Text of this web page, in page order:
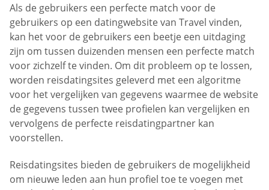
Als de gebruikers een perfecte match voor de
gebruikers op een datingwebsite van Travel vinden,
kan het voor de gebruikers een beetje een uitdaging
zijn om tussen duizenden mensen een perfecte match
voor zichzelf te vinden. Om dit probleem op te lossen,
worden reisdatingsites geleverd met een algoritme
voor het vergelijken van gegevens waarmee de website
de gegevens tussen twee profielen kan vergelijken en
vervolgens de perfecte reisdatingpartner kan
voorstellen.
Reisdatingsites bieden de gebruikers de mogelijkheid
om nieuwe leden aan hun profiel toe te voegen met